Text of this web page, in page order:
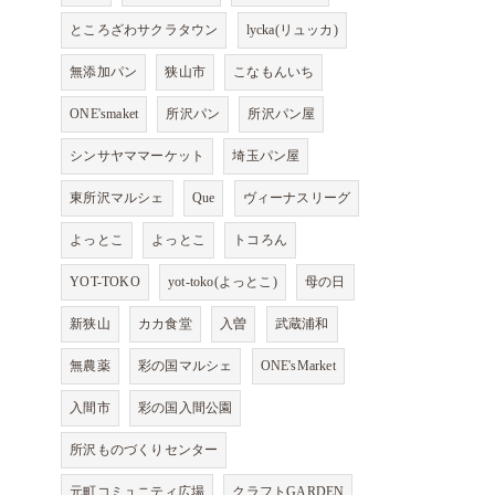
ところざわサクラタウン lycka(リュッカ)
無添加パン 狭山市 こなもんいち
ONE'smaket 所沢パン 所沢パン屋
シンサヤママーケット 埼玉パン屋
東所沢マルシェ Que ヴィーナスリーグ
よっとこ よっとこ トコろん
YOT-TOKO yot-toko(よっとこ) 母の日
新狭山 カカ食堂 入曽 武蔵浦和
無農薬 彩の国マルシェ ONE'sMarket
入間市 彩の国入間公園
所沢ものづくりセンター
元町コミュニティ広場 クラフトGARDEN